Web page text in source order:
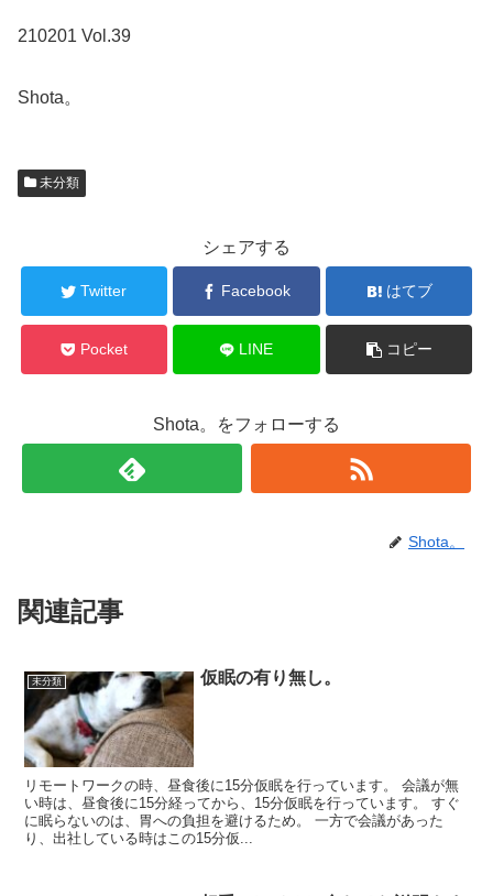
210201 Vol.39
Shota。
未分類
シェアする
Twitter Facebook はてブ
Pocket LINE コピー
Shota。をフォローする
Shota。
関連記事
未分類 仮眠の有り無し。
リモートワークの時、昼食後に15分仮眠を行っています。 会議が無
い時は、昼食後に15分経ってから、15分仮眠を行っています。 すぐ
に眠らないのは、胃への負担を避けるため。 一方で会議があった
り、出社している時はこの15分仮...